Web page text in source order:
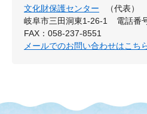
文化財保護センター
（代表）
岐阜市三田洞東1-26-1
電話番
FAX：058-237-8551
メールでのお問い合わせはこち